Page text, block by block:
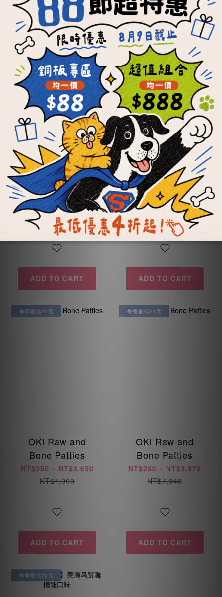
ADD TO CART ADD TO CART
每顆最低19元
OKi Raw and
Bone Patties
NT$199 ~ NT$3,160
NT$5,572
ADD TO CART
每餐最低21元
OKi Raw and
Bone Patties
NT$220 ~ NT$3,470
NT$6,160
ADD TO CART
每顆最低22元
OKi Raw and
Bone Patties
NT$250 ~ NT$3,650
NT$7,000
ADD TO CART
每餐最低23元
OKi Raw and
Bone Patties
NT$280 ~ NT$3,870
NT$7,840
ADD TO CART
每餐最低22元